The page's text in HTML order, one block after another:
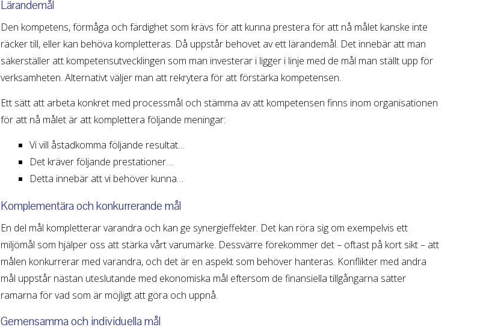
Lärandemål
Den kompetens, förmåga och färdighet som krävs för att kunna prestera för att nå målet kanske inte
räcker till, eller kan behöva kompletteras. Då uppstår behovet av ett lärandemål. Det innebär att man
säkerställer att kompetensutvecklingen som man investerar i ligger i linje med de mål man ställt upp för
verksamheten. Alternativt väljer man att rekrytera för att förstärka kompetensen.
Ett sätt att arbeta konkret med processmål och stämma av att kompetensen finns inom organisationen
för att nå målet är att komplettera följande meningar:
Vi vill åstadkomma följande resultat…
Det kräver följande prestationer…
Detta innebär att vi behöver kunna…
Komplementära och konkurrerande mål
En del mål kompletterar varandra och kan ge synergieffekter. Det kan röra sig om exempelvis ett
miljömål som hjälper oss att stärka vårt varumärke. Dessvärre förekommer det – oftast på kort sikt – att
målen konkurrerar med varandra, och det är en aspekt som behöver hanteras. Konflikter med andra
mål uppstår nästan uteslutande med ekonomiska mål eftersom de finansiella tillgångarna sätter
ramarna för vad som är möjligt att göra och uppnå.
Gemensamma och individuella mål